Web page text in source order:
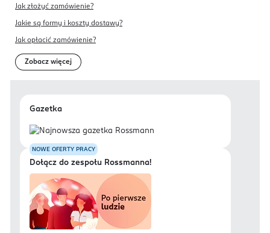
Jak złożyć zamówienie?
Jakie są formy i koszty dostawy?
Jak opłacić zamówienie?
Zobacz więcej
Gazetka
NOWE OFERTY PRACY
Dołącz do zespołu Rossmanna!